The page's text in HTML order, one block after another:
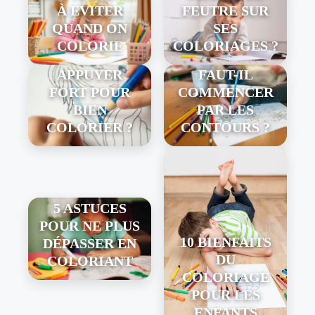
À ÉVITER
QUAND ON
COLORIE
FEUTRE SUR
SES
COLORIAGES ?
FAUT-IL
APPUYER
FORT POUR
BIEN
COLORIER ?
COLORIAGE :
FAUT-IL
COMMENCER
PAR LES
CONTOURS ?
5 ASTUCES
POUR NE PLUS
DÉPASSER EN
COLORIANT
10 BIENFAITS
DU
COLORIAGE
POUR LES